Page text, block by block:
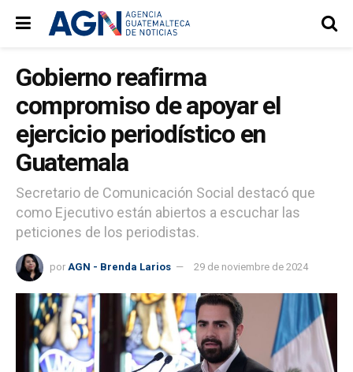
Gobierno reafirma
compromiso de apoyar el
ejercicio periodístico en
Guatemala
Secretario de Comunicación Social destacó que
como Ejecutivo están abiertos a escuchar las
peticiones de los periodistas.
por AGN - Brenda Larios 29 de noviembre de 2024